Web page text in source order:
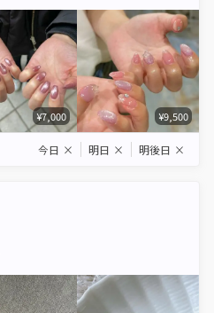
¥7,000 ¥9,500
今日 × 明日 × 明後日 ×